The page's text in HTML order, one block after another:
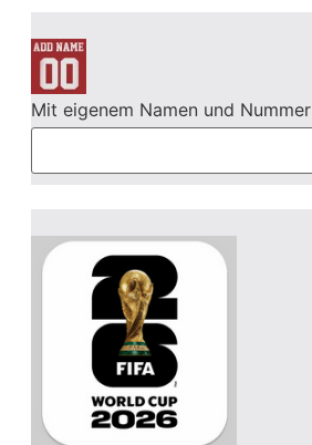
Mit eigenem Namen und Nummer